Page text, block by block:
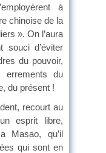
à
chinoise de la
». On l’aura
souci d’éviter
du pouvoir,
errements du
du présent !
recourt au
esprit libre,
Masao, qu’il
qui sont en